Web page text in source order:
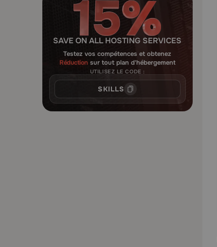
SAVE ON ALL HOSTING SERVICES
Testez vos compétences et obtenez
Réduction sur tout plan d'hébergement
UTILISEZ LE CODE :
SKILLS